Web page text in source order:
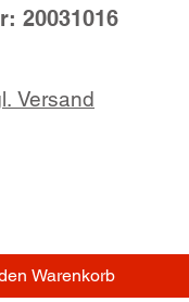
20031016
Versand
Warenkorb